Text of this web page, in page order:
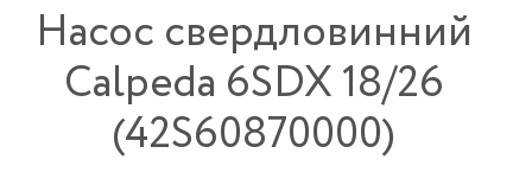
Насос свердловинний
Calpeda 6SDX 18/26
(42S60870000)